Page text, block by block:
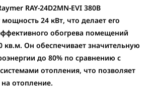
RAY-24D2MN-EVI 380В
24 кВт, что делает его
обогрева помещений
кв.м. Онобеспечивает значительную
до 80% по сравнению с
отопления, что позволяет
отопление.